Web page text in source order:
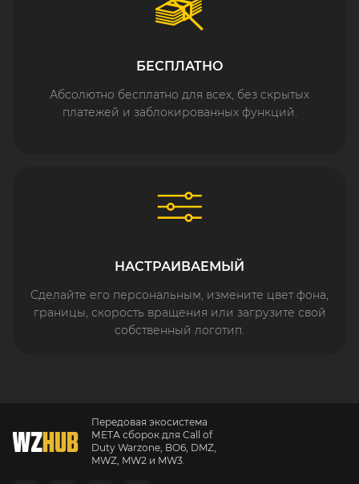
БЕСПЛАТНО
Абсолютно бесплатно для всех, без скрытых
платежей и заблокированных функций.
НАСТРАИВАЕМЫЙ
Сделайте его персональным, измените цвет фона,
границы, скорость вращения или загрузите свой
собственный логотип.
Передовая экосистема
МЕТА сборок для Call of
Duty Warzone, BO6, DMZ,
MWZ, MW2 и MW3.